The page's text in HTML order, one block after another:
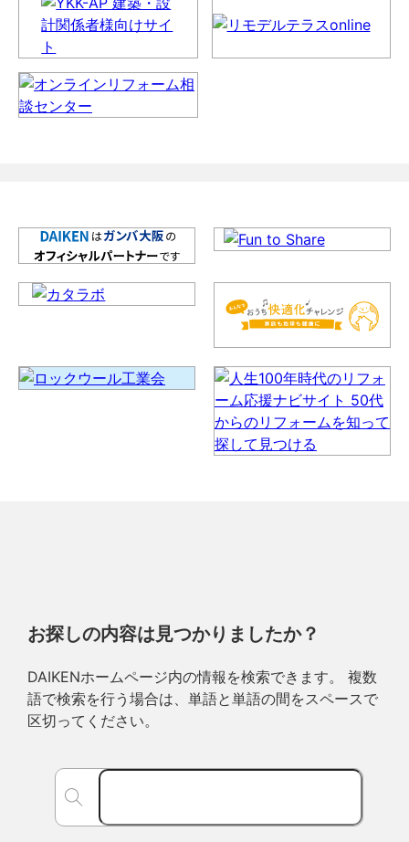
お探しの内容は見つかりましたか？
DAIKENホームページ内の情報を検索できます。 複数
語で検索を行う場合は、単語と単語の間をスペースで
区切ってください。